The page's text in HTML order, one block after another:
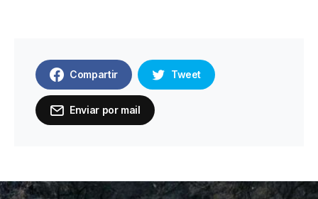
Compartir Tweet
Enviar por mail